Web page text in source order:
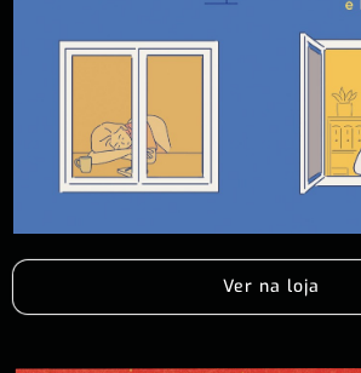
Ver na loja